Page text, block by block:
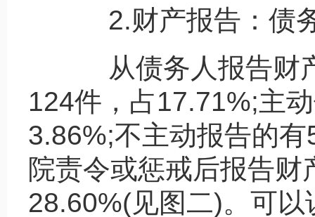
2.财产报告：债务
从债务人报告财产
124件，占17.71%;主
3.86%;不主动报告的
院责令或惩戒后报告
28.60%(见图二)。可